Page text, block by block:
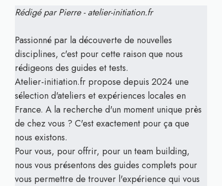
Rédigé par Pierre - atelier-initiation.fr
Passionné par la découverte de nouvelles
disciplines, c'est pour cette raison que nous
rédigeons des guides et tests.
Atelier-initiation.fr propose depuis 2024 une
sélection d'ateliers et expériences locales en
France. A la recherche d'un moment unique près
de chez vous ? C'est exactement pour ça que
nous existons.
Pour vous, pour offrir, pour un team building,
nous vous présentons des guides complets pour
vous permettre de trouver l'expérience qui vous